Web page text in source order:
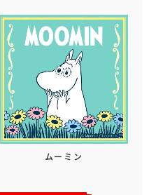
ムーミン